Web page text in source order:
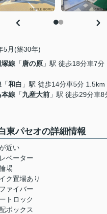
5月(築30年)
塚線 「唐の原 」駅 徒歩18分車7分
「和白 」駅 徒歩14分車5分 1.5km
本線 「九産大前 」駅 徒歩29分車8
東パセオの詳細情報
近い
ベーター
場
ク置場あり
ァイバー
トロック
ボックス